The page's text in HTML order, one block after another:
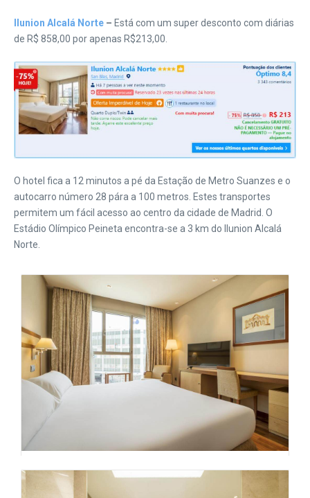
Ilunion Alcalá Norte – Está com um super desconto com diárias
de R$ 858,00 por apenas R$213,00.
O hotel fica a 12 minutos a pé da Estação de Metro Suanzes e o
autocarro número 28 pára a 100 metros. Estes transportes
permitem um fácil acesso ao centro da cidade de Madrid. O
Estádio Olímpico Peineta encontra-se a 3 km do Ilunion Alcalá
Norte.